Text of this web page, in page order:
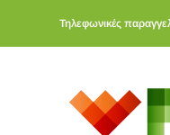
Τηλεφωνικές